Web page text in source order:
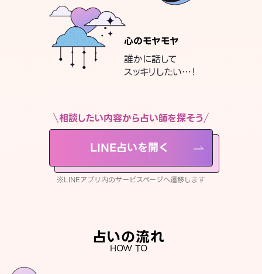
心のモヤモヤ
誰かに話して
スッキリしたい…！
相談したい内容から占い師を探そう
LINE占いを開く
※LINEアプリ内のサービスページへ遷移します
占いの流れ
HOW TO